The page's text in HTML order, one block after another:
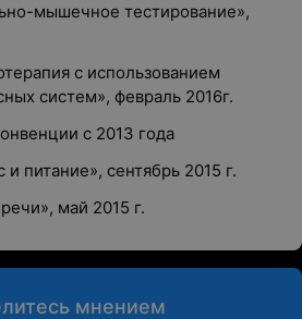
мышечное тестирование»,
с использованием
систем», февраль 2016г.
с 2013 года
питание», сентябрь 2015 г.
май 2015 г.
мнением